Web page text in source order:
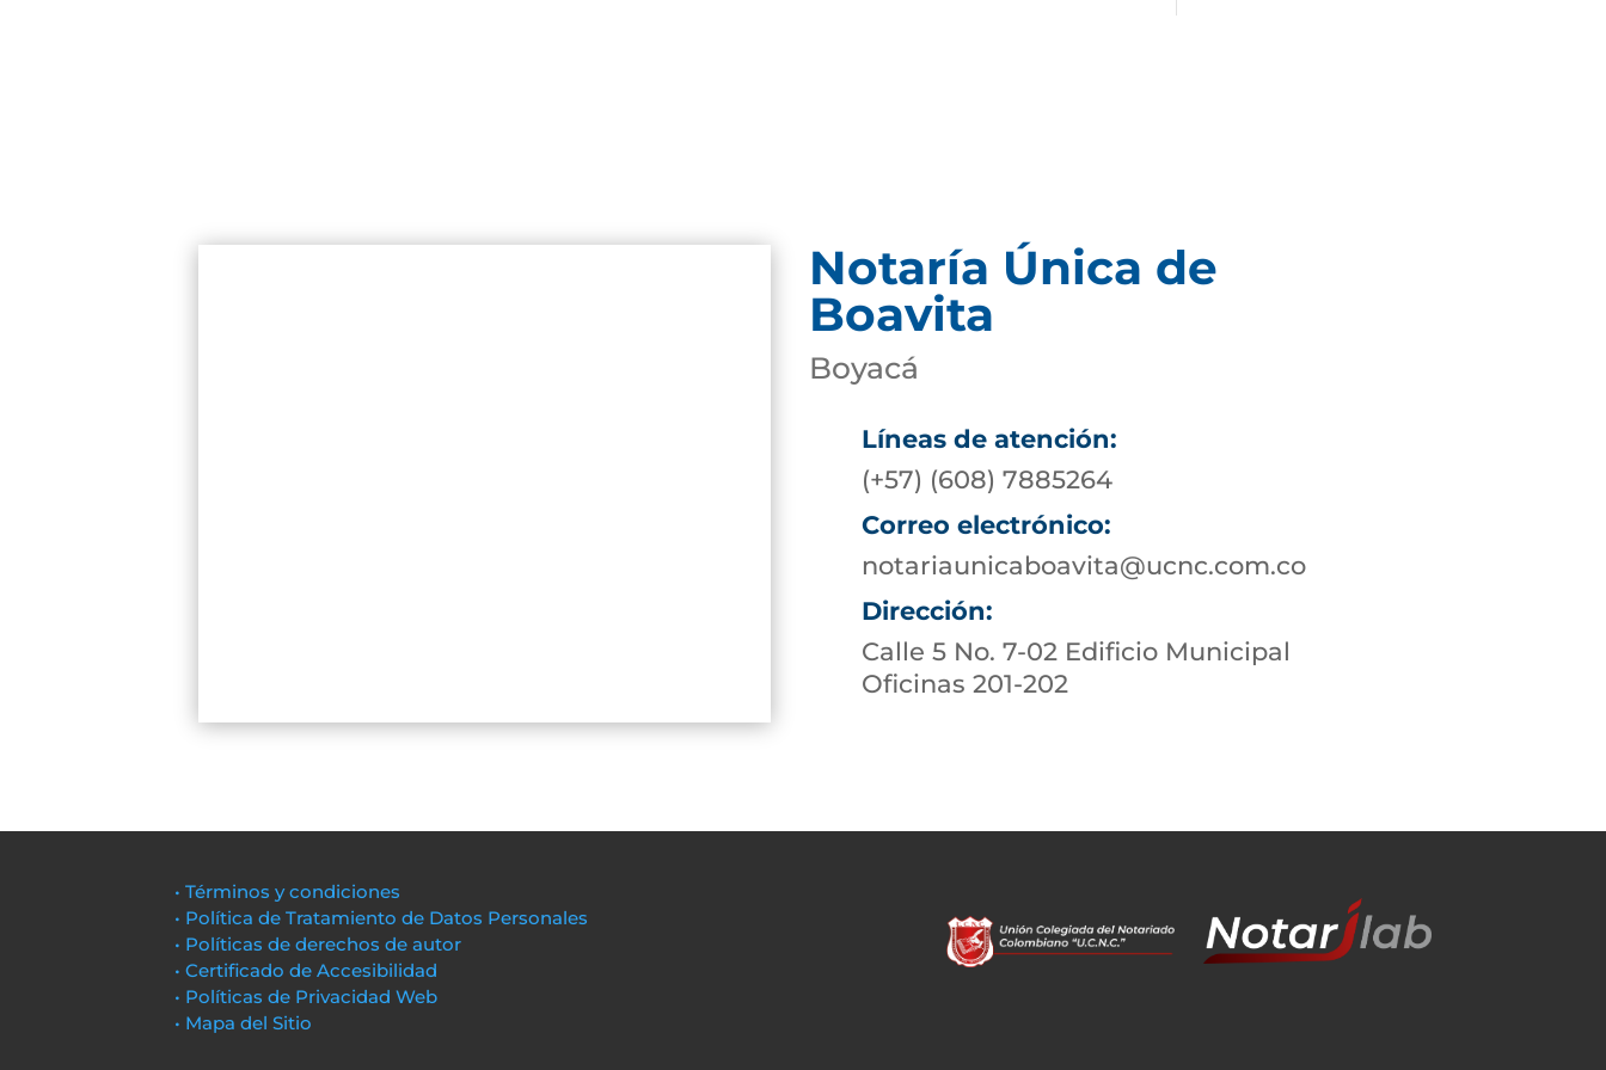
Notaría Única de
Boavita
Boyacá
Líneas de atención:
(+57) (608) 7885264
Correo electrónico:
notariaunicaboavita@ucnc.com.co
Dirección:
Calle 5 No. 7-02 Edificio Municipal
Oficinas 201-202
• Términos y condiciones
• Política de Tratamiento de Datos Personales
• Políticas de derechos de autor
• Certificado de Accesibilidad
• Políticas de Privacidad Web
• Mapa del Sitio